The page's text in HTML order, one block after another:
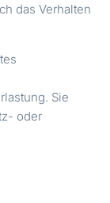
das Verhalten
Sie
oder